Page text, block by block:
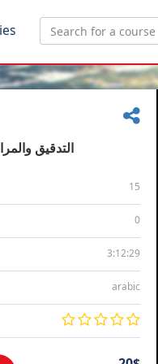
التدقيق
15
0
3:12:29
arabic